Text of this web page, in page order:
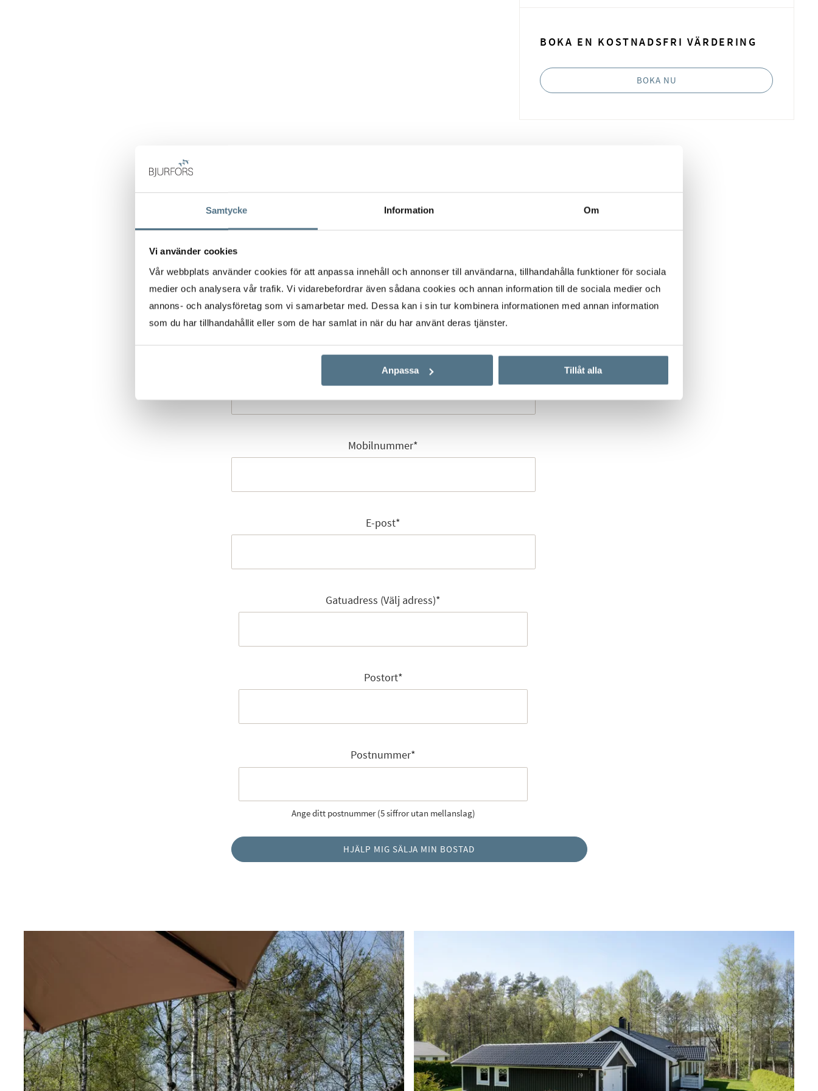
Samtycke Information Om
Vi använder cookies
Vår webbplats använder cookies för att anpassa innehåll och annonser till användarna, tillhandahålla funktioner för sociala
medier och analysera vår trafik. Vi vidarebefordrar även sådana cookies och annan information till de sociala medier och
annons- och analysföretag som vi samarbetar med. Dessa kan i sin tur kombinera informationen med annan information
som du har tillhandahållit eller som de har samlat in när du har använt deras tjänster.
Anpassa Tillåt alla
BOKA EN KOSTNADSFRI VÄRDERING
BOKA NU
Förnamn*
Efternamn*
Mobilnummer*
E-post*
Gatuadress (Välj adress)*
Postort*
Postnummer*
Ange ditt postnummer (5 siffror utan mellanslag)